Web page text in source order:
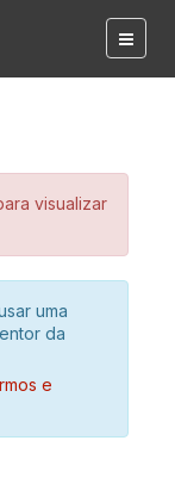
visualizar
uma
da
e